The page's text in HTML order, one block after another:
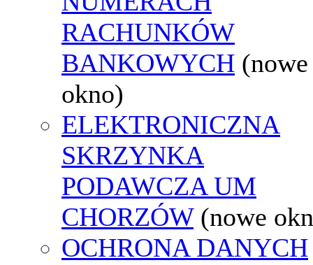
RACHUNKÓW
BANKOWYCH (nowe
okno)
ELEKTRONICZNA
SKRZYNKA
PODAWCZA UM
CHORZÓW (nowe
OCHRONA DANYCH